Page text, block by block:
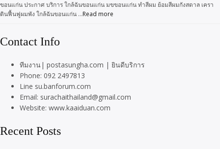
ขอนแก่น ประกาศ บริการ ใกล้ฉันขอนแก่น มขขอนแก่น ทำสีผม ย้อมสีผมกังสดาล เครา
ตินฟื้นฟูผมพัง ใกล้ฉันขอนแก่น …Read more
Contact Info
ทีมงาน| postasungha.com | ยินดีบริการ
Phone: 092 2497813
Line su.banforum.com
Email: surachaithailand@gmail.com
Website: www.kaaiduan.com
Recent Posts